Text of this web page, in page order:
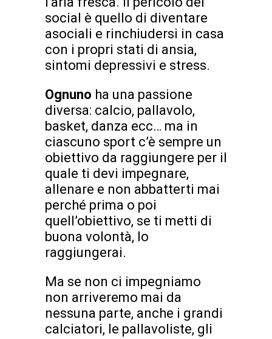
social è quello di diventare
asociali e rinchiudersi in casa
con i propri stati di ansia,
sintomi depressivi e stress.
Ognuno ha una passione
diversa: calcio, pallavolo,
basket, danza ecc… ma in
ciascuno sport c’è sempre un
obiettivo da raggiungere per il
quale ti devi impegnare,
allenare e non abbatterti mai
perché prima o poi
quell’obiettivo, se ti metti di
buona volontà, lo
raggiungerai.
Ma se non ci impegniamo
non arriveremo mai da
nessuna parte, anche i grandi
calciatori, le pallavoliste, gli